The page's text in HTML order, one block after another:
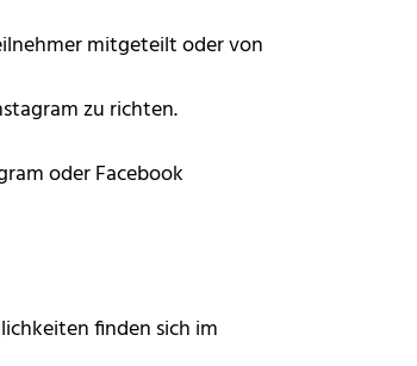
mitgeteilt oder von
zu richten.
oder Facebook
finden sich im